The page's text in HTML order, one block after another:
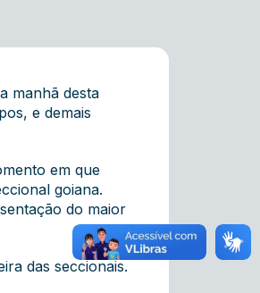
manhã desta
e demais
em que
goiana.
do maior
das seccionais.